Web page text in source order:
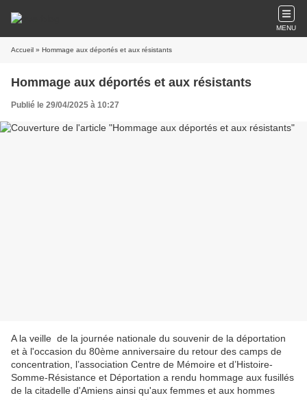
MENU
Accueil » Hommage aux déportés et aux résistants
Hommage aux déportés et aux résistants
Publié le 29/04/2025 à 10:27
A la veille de la journée nationale du souvenir de la déportation
et à l'occasion du 80ème anniversaire du retour des camps de
concentration , l’association Centre de Mémoire et d’Histoire-
Somme-Résistance et Déportation a rendu hommage aux fusillés
de la citadelle d'Amiens ainsi qu'aux femmes et aux hommes